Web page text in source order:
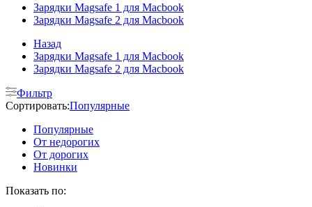
Зарядки Magsafe 1 для Macbook
Зарядки Magsafe 2 для Macbook
Назад
Зарядки Magsafe 1 для Macbook
Зарядки Magsafe 2 для Macbook
Фильтр
Сортировать:Популярные
Популярные
От недорогих
От дорогих
Новинки
Показать по: